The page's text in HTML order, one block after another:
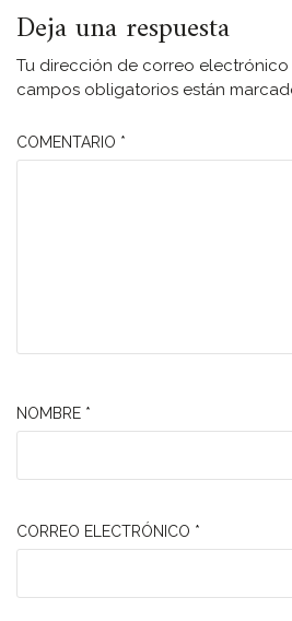
Deja una respuesta
Tu dirección de correo
campos obligatorios están
COMENTARIO *
NOMBRE *
CORREO ELECTRÓNICO *